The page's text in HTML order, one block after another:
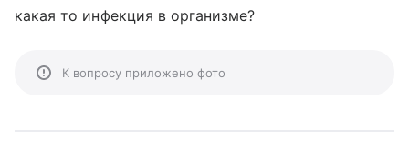
какая то инфекция в организме?
К вопросу приложено фото